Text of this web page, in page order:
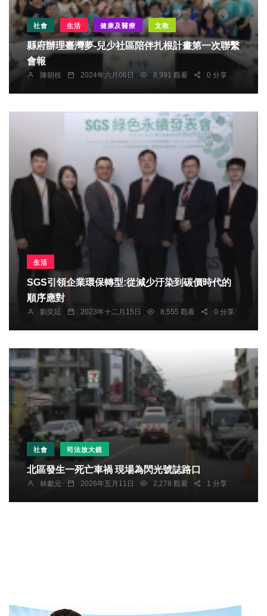
社會 生活 健康及醫療 文教
縣府辦理臺灣夢-兒少社區陪伴扎根計畫第一次聯繫
會報
陳朝枝 2024年六月06日 8,991 觀看 0 分享
生活
SGS引領企業環保轉型:從減少汙染到碳價時代的
順序應對
劉奕廷 2023年十二月15日 8,555 觀看 0 分享
社會 司法放大鏡
北區發生一死亡車禍 現場為閃光號誌路口
林獻元 2026年五月11日 2,278 觀看 1 分享